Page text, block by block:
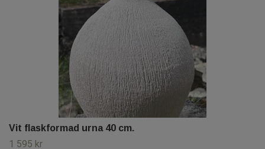
Vit flaskformad urna 40 cm.
1 595 kr